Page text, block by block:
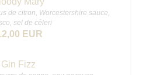
de citron, Worcestershire sauce,
sel de céleri
EUR
Gin Fizz